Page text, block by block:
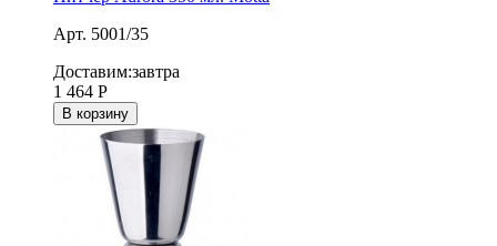
Арт. 5001/35
Доставим:завтра
1 464 Р
В корзину